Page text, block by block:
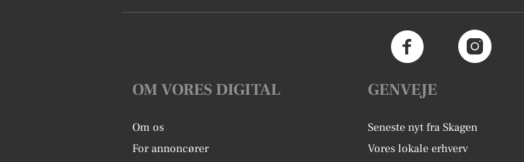
OM VORES DIGITAL
Om os
For annoncører
GENVEJE
Seneste nyt fra Skagen
Vores lokale erhverv